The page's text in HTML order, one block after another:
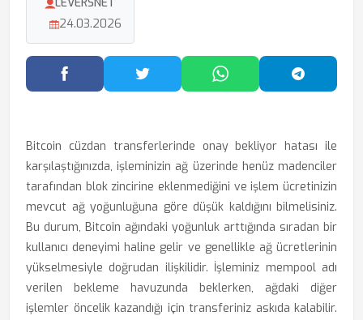
24.03.2026
Facebook'ta PaylaşTwitter'da PaylaşWhatsApp'ta Paylaş
Bitcoin cüzdan transferlerinde onay bekliyor hatası ile
karşılaştığınızda, işleminizin ağ üzerinde henüz madenciler
tarafından blok zincirine eklenmediğini ve işlem ücretinizin
mevcut ağ yoğunluğuna göre düşük kaldığını bilmelisiniz.
Bu durum, Bitcoin ağındaki yoğunluk arttığında sıradan bir
kullanıcı deneyimi haline gelir ve genellikle ağ ücretlerinin
yükselmesiyle doğrudan ilişkilidir. İşleminiz mempool adı
verilen bekleme havuzunda beklerken, ağdaki diğer
işlemler öncelik kazandığı için transferiniz askıda kalabilir.